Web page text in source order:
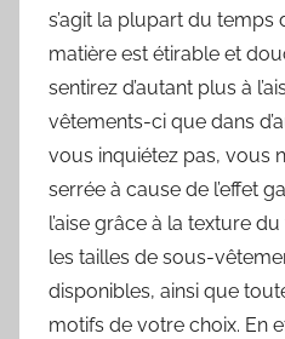
s’agit la plupart du
matière est étirable et
sentirez d’autant plus à
vêtements-ci que dans
vous inquiétez pas, vous
serrée à cause de l’effet
l’aise grâce à la texture
les tailles de sous-
disponibles, ainsi que
motifs de votre choix. En